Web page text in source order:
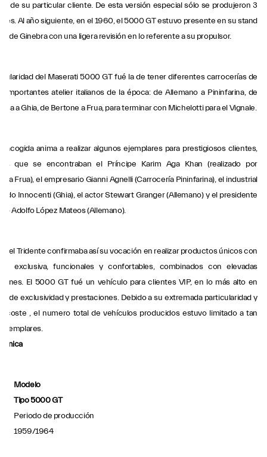
de su particular cliente. De esta versión especial sólo se produjeron 3
Al año siguiente, en el 1960, el 5000 GT estuvo presente en su stand
de Ginebra con una ligera revisión en lo referente a su propulsor.
del Maserati 5000 GT fué la de tener diferentes carrocerías de
importantes atelier italianos de la época: de Allemano a Pininfarina, de
a Ghia, de Bertone a Frua, para terminar con Michelotti para el Vignale.
acogida anima a realizar algunos ejemplares para prestigiosos clientes,
que se encontraban el Príncipe Karim Aga Khan (realizado por
Frua), el empresario Gianni Agnelli (Carrocería Pininfarina), el industrial
Innocenti (Ghia), el actor Stewart Granger (Allemano) y el presidente
Adolfo López Mateos (Allemano).
del Tridente confirmaba así su vocación en realizar productos únicos con
exclusiva, funcionales y confortables, combinados con elevadas
El 5000 GT fué un vehículo para clientes VIP, en lo más alto en
de exclusividad y prestaciones. Debido a su extremada particularidad y
coste , el numero total de vehículos producidos estuvo limitado a tan
ejemplares.
Modelo
Tipo 5000 GT
Periodo de producción
1959/1964